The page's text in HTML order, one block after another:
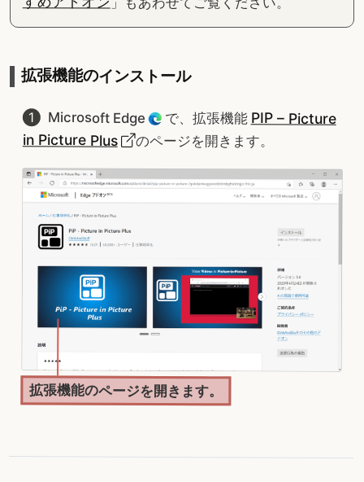
拡張機能のインストール
Microsoft Edge で、拡張機能 PIP – Picture
in Picture Plus のページを開きます。
拡張機能のページを開きます。